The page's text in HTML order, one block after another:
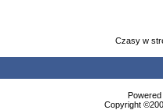
Czasy w
Copyright